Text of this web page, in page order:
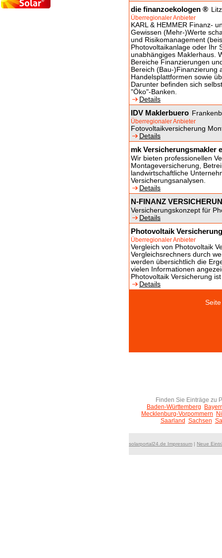
die finanzoekologen ®
Überregionaler Anbieter
KARL & HEMMER Finanz-
Gewissen (Mehr-)Werte
und Risikomanagement
Photovoltaikanlage oder Ihr
unabhängiges Maklerhaus.
Bereiche Finanzierungen
Bereich (Bau-)Finanzierung
Handelsplattformen sowie
Darunter befinden sich
"Öko"-Banken.
Details
IDV Maklerbuero
Überregionaler Anbieter
Fotovoltaikversicherung
Details
mk Versicherungsmakler
Wir bieten professionellen
Montageversicherung,
landwirtschaftliche
Versicherungsanalysen.
Details
N-FINANZ
Versicherungskonzept für
Details
Photovoltaik
Überregionaler Anbieter
Vergleich von Photovoltaik
Vergleichsrechners durch
werden übersichtlich die
vielen Informationen
Photovoltaik Versicherung
Details
Finden Sie Einträge zu
Baden-Württemberg
Mecklenburg-Vorpommern
Saarland Sachsen
solarportal24.de Impressum | Neue